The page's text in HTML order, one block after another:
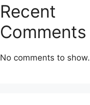
Recent
Comments
No comments to show.